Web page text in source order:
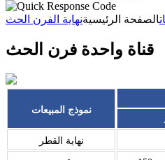
الصفحة الرئيسيةنهاية الفرن الحث
قناة واحدة فرن الحث
نموذج المبيعات
نهاية القطر